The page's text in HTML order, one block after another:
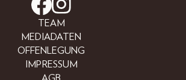
TEAM
MEDIADATEN
OFFENLEGUNG
IMPRESSUM
AGB